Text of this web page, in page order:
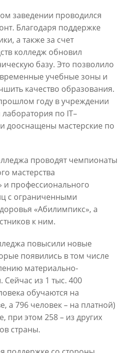
заведении проводился
Благодаря поддержке
а также за счет
колледж обновил
базу. Это позволило
учебные зоны и
качество образования.
году в учреждении
по IT–
дооснащены мастерские по
проводят чемпионаты
мастерства
профессионального
с ограниченными
«Абилимпикс», а
к ним.
повысили новые
появились в том числе
материально-
Сейчас из 1 тыс. 400
обучаются на
а 796 человек – на платной)
при этом 258 – из других
страны.